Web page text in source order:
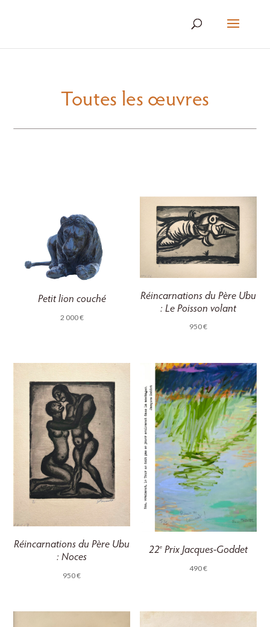
Toutes les œuvres
Petit lion couché
2 000€
Réincarnations du Père Ubu
: Le Poisson volant
950€
Réincarnations du Père Ubu
: Noces
950€
22ePrix Jacques-Goddet
490€